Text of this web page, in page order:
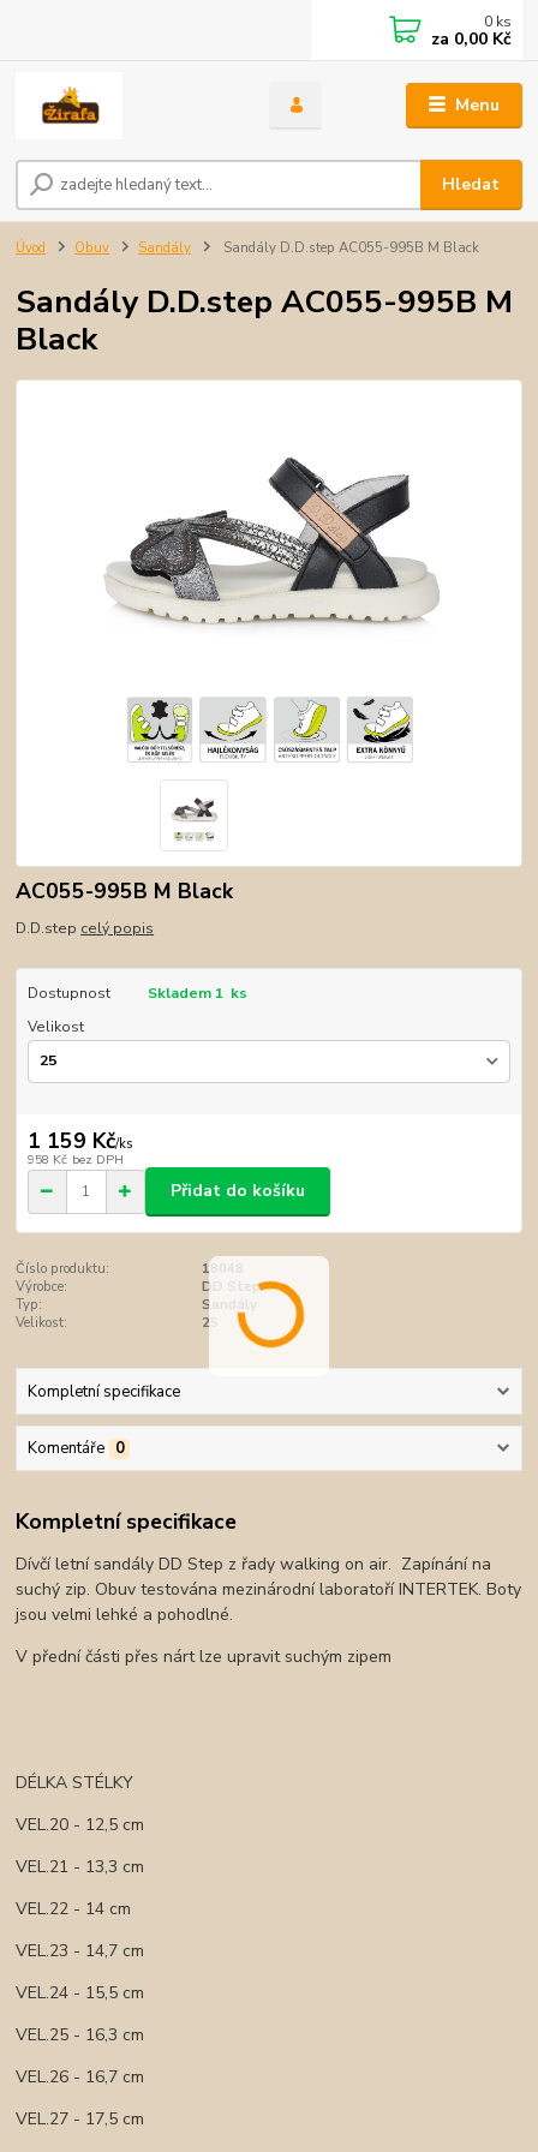
Menu
Hledat
0 ks
za 0,00 Kč
Úvod Obuv Sandály Sandály D.D.step AC055-995B M Black
Sandály D.D.step AC055-995B M
Black
AC055-995B M Black
D.D.step celý popis
Dostupnost
Skladem 1 ks
Velikost
1 159 Kč/ks
958 Kč bez DPH
Přidat do košíku
Číslo produktu:
18048
Výrobce:
DD Step
Typ:
Sandály
Velikost:
25
Kompletní specifikace
Komentáře 0
Kompletní specifikace
Dívčí letní sandály DD Step z řady walking on air. Zapínání na
suchý zip. Obuv testována mezinárodní laboratoří INTERTEK. Boty
jsou velmi lehké a pohodlné.
V přední části přes nárt lze upravit suchým zipem
DÉLKA STÉLKY
VEL.20 - 12,5 cm
VEL.21 - 13,3 cm
VEL.22 - 14 cm
VEL.23 - 14,7 cm
VEL.24 - 15,5 cm
VEL.25 - 16,3 cm
VEL.26 - 16,7 cm
VEL.27 - 17,5 cm